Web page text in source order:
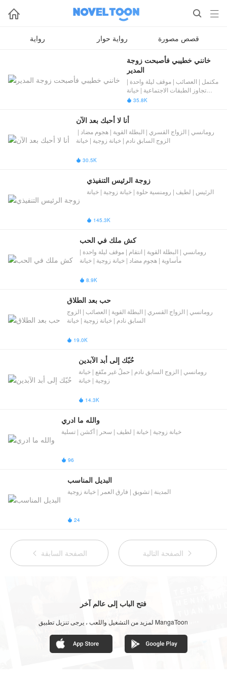
  
رواية رواية حوار قصص مصورة
خانني خطيبي فأصبحت زوجة
المدير
مكتمل | العصائب | موقف ليلة واحدة |
تجاوز الطبقات الاجتماعية | خيانة
زوجية
 35.8K
أنا لا أحبك بعد الآن
رومانسي | الزواج القسري | البطلة القوية | هجوم مضاد | ​
الزوج السابق نادم​​ | خيانة زوجية | خيانة
 30.5K
زوجة الرئيس التنفيذي
الرئيس | لطيف | رومنسية حلوة | خيانة زوجية | خيانة
 145.3K
كش ملك في الحب
رومانسي | البطلة القوية | انتقام | موقف ليلة واحدة |
مأساوية | هجوم مضاد | خيانة زوجية | خيانة
 8.9K
حب بعد الطلاق
رومانسي | الزواج القسري | البطلة القوية | العصائب | ​الزوج
السابق نادم​​ | خيانة زوجية | خيانة
 19.0K
حُبّك إلى أبد الآبدين
رومانسي | ​الزوج السابق نادم​​ | حملٌ غير متّقع | خيانة
زوجية | خيانة
 14.3K
والله ما ادري
خيانة زوجية | خيانة | لطيف | سحر | أكشن | تسلية
 96
البديل المناسب
المدينة | تشويق | فارق العمر | خيانة زوجية
 24
 الصفحة السابقة الصفحة التالية 
فتح الباب إلى عالم آخر
لمزيد من التشغيل واللعب ، يرجى تنزيل تطبيق MangaToon